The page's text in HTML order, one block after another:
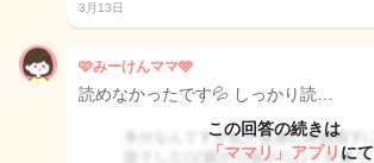
3月13日
🩷みーけんママ🩵
読めなかったです💦 しっかり読…
この回答の続きは
「ママリ」アプリ にて